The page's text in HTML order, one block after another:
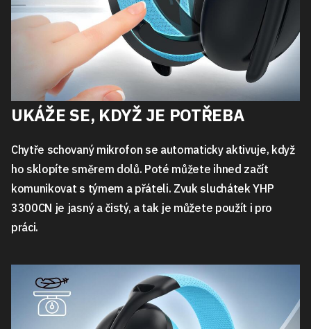
UKÁŽE SE, KDYŽ JE POTŘEBA
Chytře schovaný mikrofon se automaticky aktivuje, když
ho sklopíte směrem dolů. Poté můžete ihned začít
komunikovat s týmem a přáteli. Zvuk sluchátek YHP
3300CN je jasný a čistý, a tak je můžete použít i pro
práci.